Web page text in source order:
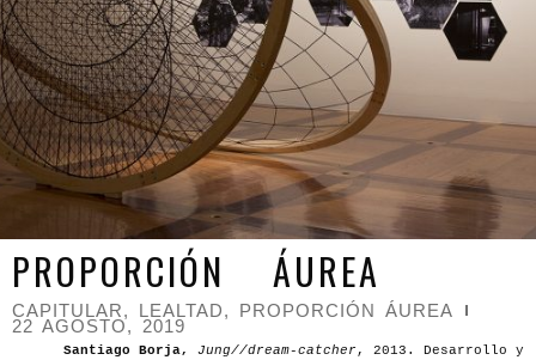
PROPORCIÓN ÁUREA
CAPITULAR, LEALTAD, PROPORCIÓN ÁUREA
22 AGOSTO, 2019
Santiago Borja, Jung//dream-catcher , 2013. Desarrollo y